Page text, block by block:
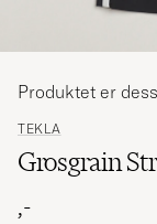
TEKLA
Grosgrain
,-
Produktet er